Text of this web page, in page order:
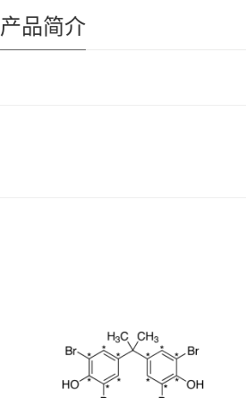
产品简介